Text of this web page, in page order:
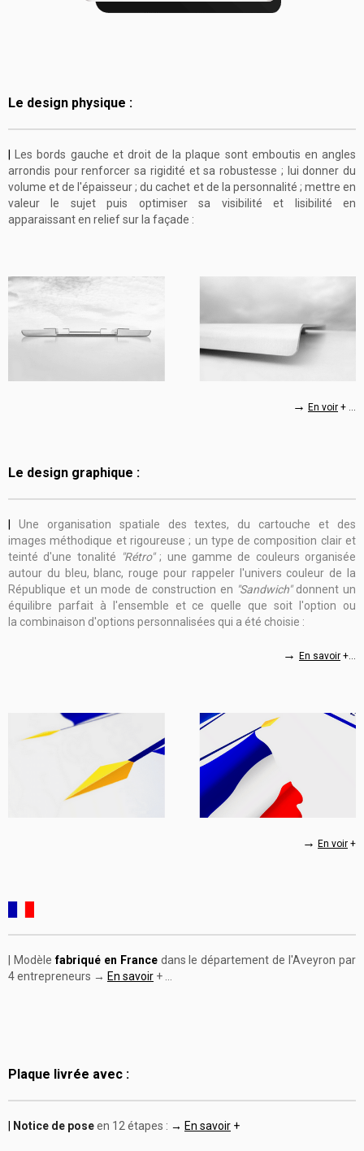
Le design physique :
Les bords gauche et droit de la plaque sont emboutis en angles
arrondis pour renforcer sa rigidité et sa robustesse ; lui donner du
volume et de l'épaisseur ; du cachet et de la personnalité ; mettre en
valeur le sujet puis optimiser sa visibilité et lisibilité en
apparaissant en relief sur la façade :
→ En voir + ...
Le design graphique :
Une organisation spatiale des textes, du cartouche et des
imagesméthodique et rigoureuse ; un type de composition clair et
teinté d'une tonalité
"Rétro"; une gamme de couleurs organisée
autour du bleu, blanc, rouge pour rappeler l'univers couleur de la
République et un mode de construction en "Sandwich"donnent un
équilibre parfait à l'ensemble et ce quelle que soit l'option ou
la combinaison d'options personnalisées qui a été choisie :
→ En savoir +...
→ En voir +
| Modèlefabriqué en Francedans le département de l'Aveyron par
4 entrepreneurs → En savoir + ...
Plaque livrée avec :
Notice de poseen 12 étapes : → En savoir +